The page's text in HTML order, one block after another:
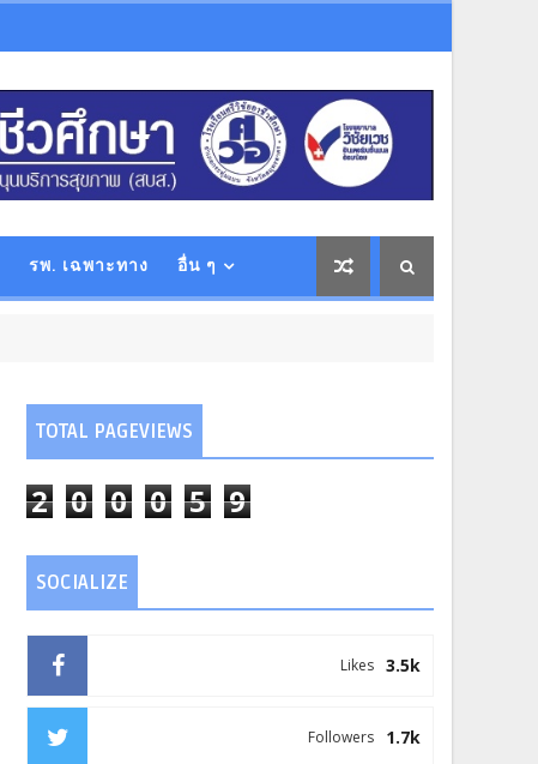
รพ. เฉพาะทาง อื่น ๆ
TOTAL PAGEVIEWS
2 0 0 0 5 9
SOCIALIZE
3.5k
Likes
1.7k
Followers